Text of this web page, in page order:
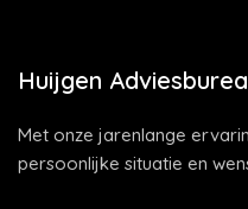
Huijgen
Met onze jarenlange
persoonlijke situatie en